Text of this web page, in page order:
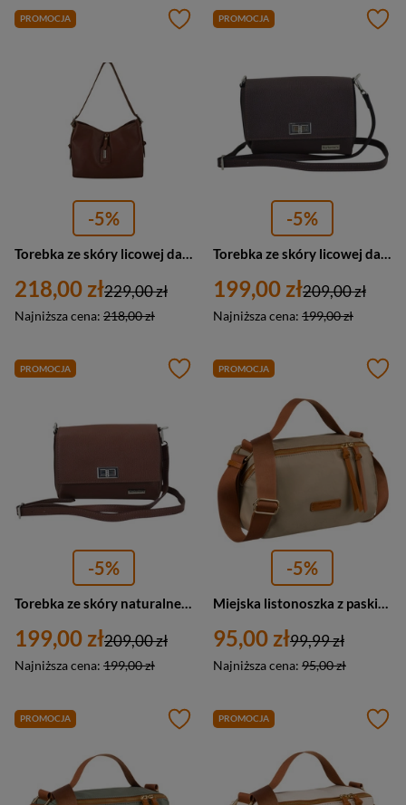
PROMOCJA
-5%
218,00 zł
Najniższa cena: 218,00 zł
229,00 zł
PROMOCJA
-5%
199,00 zł
Najniższa cena: 199,00 zł
209,00 zł
PROMOCJA
-5%
Torebka ze skóry naturalnej damska Barberini's 998-6 listonoszka mała brązowa
199,00 zł
Najniższa cena: 199,00 zł
209,00 zł
PROMOCJA
-5%
Miejska listonoszka z paskiem wykonana z nylonu i skóry ekologicznej w kolorach khaki i brązowym - Peterson
95,00 zł
Najniższa cena: 95,00 zł
99,99 zł
PROMOCJA PROMOCJA